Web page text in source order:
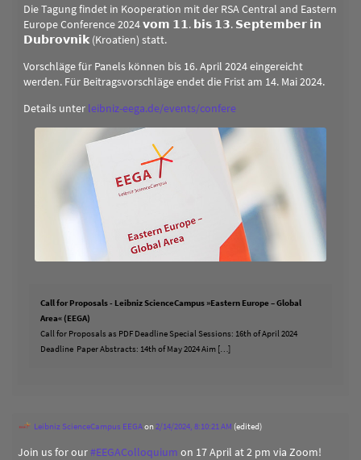
Die Tagung findet in Kooperation mit der RSA Central and Eastern
Europe Conference 2024 𝘃𝗼𝗺 𝟭𝟭. 𝗯𝗶𝘀 𝟭𝟯. 𝗦𝗲𝗽𝘁𝗲𝗺𝗯𝗲𝗿 𝗶𝗻
𝗗𝘂𝗯𝗿𝗼𝘃𝗻𝗶𝗸 (Kroatien) statt.
Vorschläge für Panels können bis 16. April 2024 eingereicht
werden. Für Beitragsvorschläge endet die Frist am 14. Mai 2024.
Details unter leibniz-eega.de/events/confere
Call for Proposals - Leibniz ScienceCampus »Eastern Europe – Global
Area« (EEGA)
Call for Proposals as PDF Deadline Special Sessions: 16th of April 2024
Deadline Paper Abstracts: 14th of May 2024 Aim […]
Leibniz ScienceCampus EEGAon2/14/2024, 8:10:21 AM (edited)
Join us for our#EEGAColloquium on 17 April at 2 pm via Zoom!